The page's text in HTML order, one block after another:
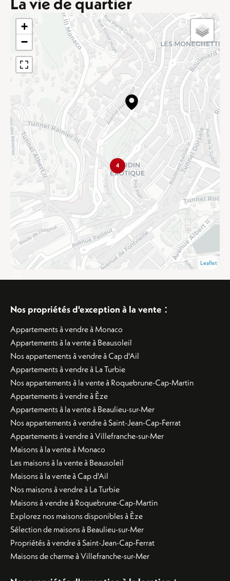
4
+
−
Leaflet
Nos propriétés d'exception à la vente :
Appartements à vendre à Monaco
Appartements à la vente à Beausoleil
Nos appartements à vendre à Cap d'Ail
Appartements à vendre à La Turbie
Nos appartements à la vente à Roquebrune-Cap-Martin
Appartements à vendre à Èze
Appartements à la vente à Beaulieu-sur-Mer
Nos appartements à vendre à Saint-Jean-Cap-Ferrat
Appartements à vendre à Villefranche-sur-Mer
Maisons à la vente à Monaco
Les maisons à la vente à Beausoleil
Maisons à la vente à Cap d'Ail
Nos maisons à vendre à La Turbie
Maisons à vendre à Roquebrune-Cap-Martin
Explorez nos maisons disponibles à Èze
Sélection de maisons à Beaulieu-sur-Mer
Propriétés à vendre à Saint-Jean-Cap-Ferrat
Maisons de charme à Villefranche-sur-Mer